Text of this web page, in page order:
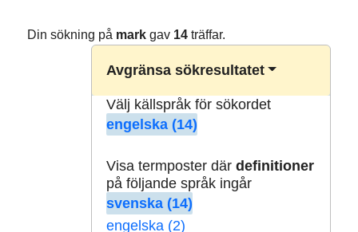
Din sökning på markgav 14träffar.
Avgränsa sökresultatet
Välj källspråk för sökordet
engelska (14)
Visa termposter där definitioner
på följande språk ingår
svenska (14)
engelska (2)